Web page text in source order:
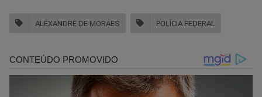
ALEXANDRE DE MORAES POLÍCIA FEDERAL